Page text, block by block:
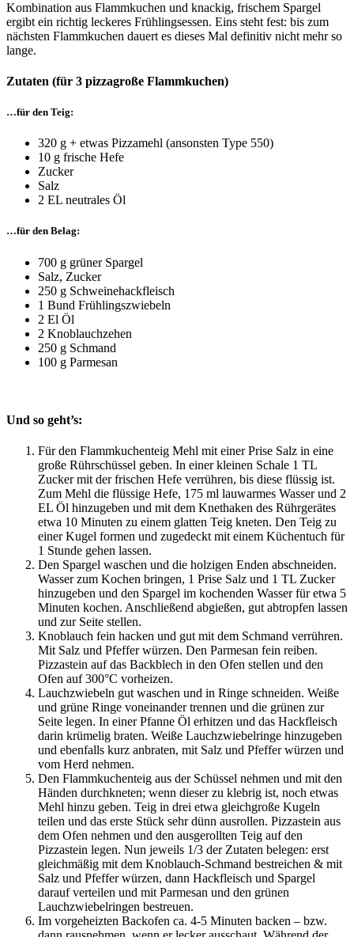
Kombination aus Flammkuchen und knackig, frischem Spargel
ergibt ein richtig leckeres Frühlingsessen. Eins steht fest: bis zum
nächsten Flammkuchen dauert es dieses Mal definitiv nicht mehr so
lange.
Zutaten (für 3 pizzagroße Flammkuchen)
…für den Teig:
320 g + etwas Pizzamehl (ansonsten Type 550)
10 g frische Hefe
Zucker
Salz
2 EL neutrales Öl
…für den Belag:
700 g grüner Spargel
Salz, Zucker
250 g Schweinehackfleisch
1 Bund Frühlingszwiebeln
2 El Öl
2 Knoblauchzehen
250 g Schmand
100 g Parmesan
Und so geht’s:
Für den Flammkuchenteig Mehl mit einer Prise Salz in eine
große Rührschüssel geben. In einer kleinen Schale 1 TL
Zucker mit der frischen Hefe verrühren, bis diese flüssig ist.
Zum Mehl die flüssige Hefe, 175 ml lauwarmes Wasser und 2
EL Öl hinzugeben und mit dem Knethaken des Rührgerätes
etwa 10 Minuten zu einem glatten Teig kneten. Den Teig zu
einer Kugel formen und zugedeckt mit einem Küchentuch für
1 Stunde gehen lassen.
Den Spargel waschen und die holzigen Enden abschneiden.
Wasser zum Kochen bringen, 1 Prise Salz und 1 TL Zucker
hinzugeben und den Spargel im kochenden Wasser für etwa 5
Minuten kochen. Anschließend abgießen, gut abtropfen lassen
und zur Seite stellen.
Knoblauch fein hacken und gut mit dem Schmand verrühren.
Mit Salz und Pfeffer würzen. Den Parmesan fein reiben.
Pizzastein auf das Backblech in den Ofen stellen und den
Ofen auf 300°C vorheizen.
Lauchzwiebeln gut waschen und in Ringe schneiden. Weiße
und grüne Ringe voneinander trennen und die grünen zur
Seite legen. In einer Pfanne Öl erhitzen und das Hackfleisch
darin krümelig braten. Weiße Lauchzwiebelringe hinzugeben
und ebenfalls kurz anbraten, mit Salz und Pfeffer würzen und
vom Herd nehmen.
Den Flammkuchenteig aus der Schüssel nehmen und mit den
Händen durchkneten; wenn dieser zu klebrig ist, noch etwas
Mehl hinzu geben. Teig in drei etwa gleichgroße Kugeln
teilen und das erste Stück sehr dünn ausrollen. Pizzastein aus
dem Ofen nehmen und den ausgerollten Teig auf den
Pizzastein legen. Nun jeweils 1/3 der Zutaten belegen: erst
gleichmäßig mit dem Knoblauch-Schmand bestreichen & mit
Salz und Pfeffer würzen, dann Hackfleisch und Spargel
darauf verteilen und mit Parmesan und den grünen
Lauchzwiebelringen bestreuen.
Im vorgeheizten Backofen ca. 4-5 Minuten backen – bzw.